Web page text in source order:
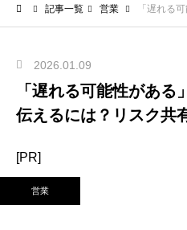
記事一覧 営業 「遅れる可能性が
2026.01.09
「遅れる可能性があ
伝えるには？リスク共
[PR]
営業